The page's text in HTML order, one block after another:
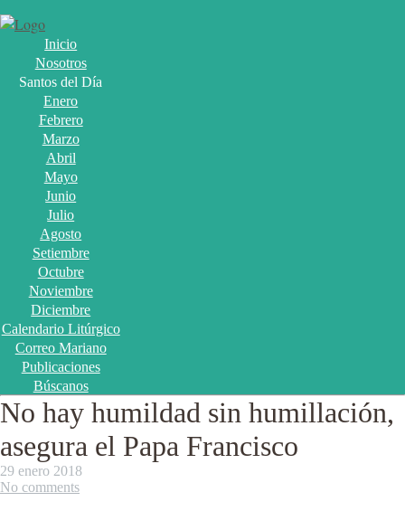
Inicio
Nosotros
Santos del Día
Enero
Febrero
Marzo
Abril
Mayo
Junio
Julio
Agosto
Setiembre
Octubre
Noviembre
Diciembre
Calendario Litúrgico
Correo Mariano
Publicaciones
Búscanos
No hay humildad sin humillación,
asegura el Papa Francisco
29 enero 2018
No comments